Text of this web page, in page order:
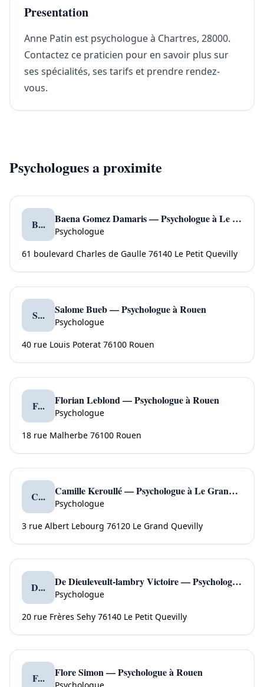
Presentation
Anne Patin est psychologue à Chartres, 28000.
Contactez ce praticien pour en savoir plus sur
ses spécialités, ses tarifs et prendre rendez-
vous.
Psychologues a proximite
B... Baena Gomez Damaris — Psychologue à Le Petit Quevilly
Psychologue
61 boulevard Charles de Gaulle 76140 Le Petit Quevilly
S... Salome Bueb — Psychologue à Rouen
Psychologue
40 rue Louis Poterat 76100 Rouen
F... Florian Leblond — Psychologue à Rouen
Psychologue
18 rue Malherbe 76100 Rouen
C... Camille Keroullé — Psychologue à Le Grand Quevilly
Psychologue
3 rue Albert Lebourg 76120 Le Grand Quevilly
D... De Dieuleveult-lambry Victoire — Psychologue à Le Petit Quevilly
Psychologue
20 rue Frères Sehy 76140 Le Petit Quevilly
F... Flore Simon — Psychologue à Rouen